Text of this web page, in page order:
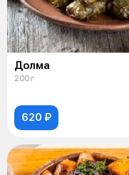
Долма
200 г
620 ₽